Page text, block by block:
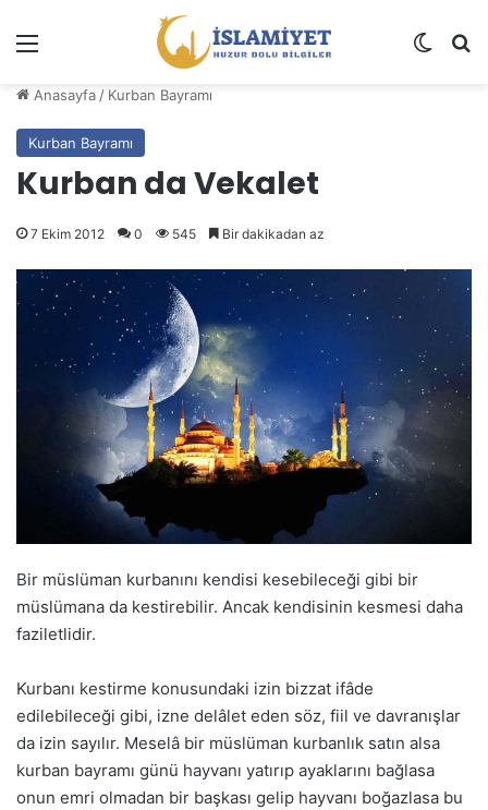
Dış
Anasayfa / Kurban Bayramı
Kurban Bayramı
Kurban da Vekalet
7 Ekim 2012 0 545 Bir dakikadan az
Bir müslüman kurbanını kendisi kesebileceği gibi bir
müslümana da kestirebilir. Ancak kendisinin kesmesi daha
faziletlidir.
Kurbanı kestirme konusundaki izin bizzat ifâde
edilebileceği gibi, izne delâlet eden söz, fiil ve davranışlar
da izin sayılır. Meselâ bir müslüman kurbanlık satın alsa
kurban bayramı günü hayvanı yatırıp ayaklarını bağlasa
onun emri olmadan bir başkası gelip hayvanı boğazlasa bu